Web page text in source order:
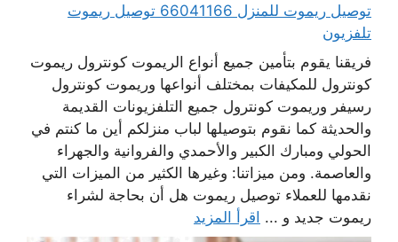
توصيل ريموت للمنزل 66041166 توصيل ريموت
تلفزيون
فريقنا يقوم بتأمين جميع أنواع الريموت كونترول ريموت
كونترول للمكيفات بمختلف أنواعها وريموت كونترول
رسيفر وريموت كونترول جميع التلفزيونات القديمة
والحديثة كما نقوم بتوصيلها لباب منزلكم أين ما كنتم في
الحولي ومبارك الكبير والأحمدي والفروانية والجهراء
والعاصمة. ومن ميزاتنا: وغيرها الكثير من الميزات التي
نقدمها للعملاء توصيل ريموت هل أن بحاجة لشراء
ريموت جديد و ... اقرأ المزيد